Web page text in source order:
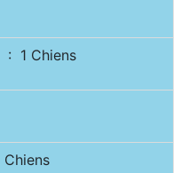
: 1 Chiens